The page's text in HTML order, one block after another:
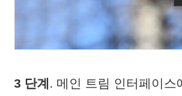
3 단계 . 메인 트림 인터페이스